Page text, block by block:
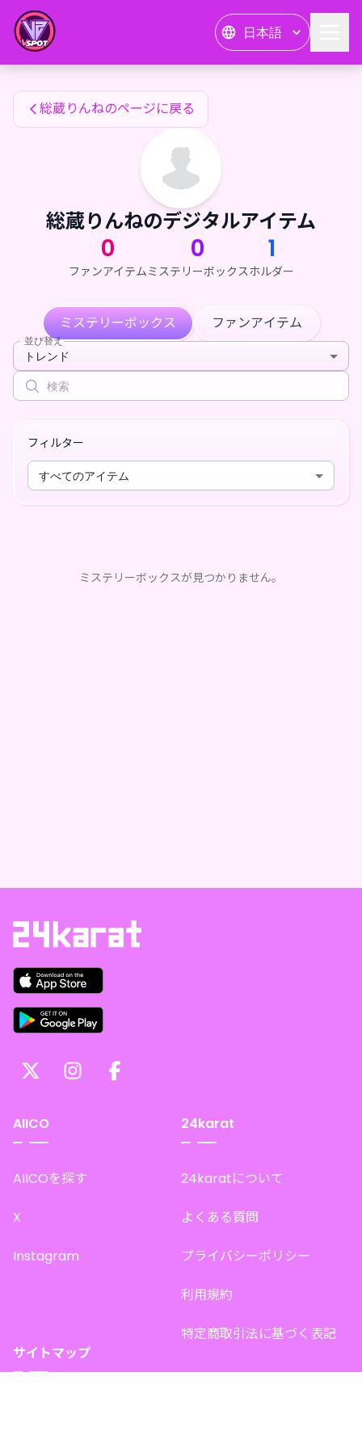
日本語
総蔵りんねのファンアイテム
総蔵りんねのページに戻る
総蔵りんねのデジタルアイテム
0
ファンアイテム
0
ミステリーボックス
1
ホルダー
ミステリーボックス ファンアイテム
並び替え
トレンド
フィルター
すべてのアイテム
ミステリーボックスが見つかりません。
AIICO
AIICOを探す
X
Instagram
24karat
24karatについて
よくある質問
プライバシーポリシー
利用規約
特定商取引法に基づく表記
サイトマップ
総蔵りんねのファンアイテム — 24karat